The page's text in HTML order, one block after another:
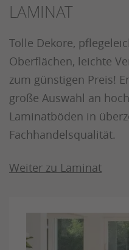
LAMINAT
Tolle Dekore,
Oberflächen, leichte
zum günstigen Preis!
große Auswahl an
Laminatböden in
Fachhandelsqualität.
Weiter zu Laminat